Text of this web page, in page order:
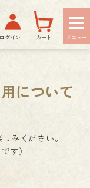
ログイン カート
について
みください。
す）